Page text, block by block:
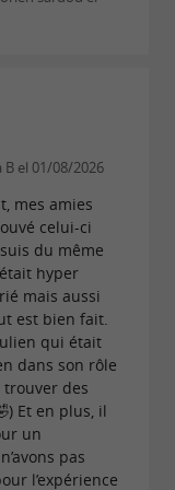
a, eventos
cenas
intensa e
que une a
puede
sesión de
«El Templo
de
250 m²
en un mundo
el 01/08/2026
mes amies
celui-ci
du même
hyper
mais aussi
est bien fait.
qui était
dans son rôle
des
Et en plus, il
un
pas
l’expérience